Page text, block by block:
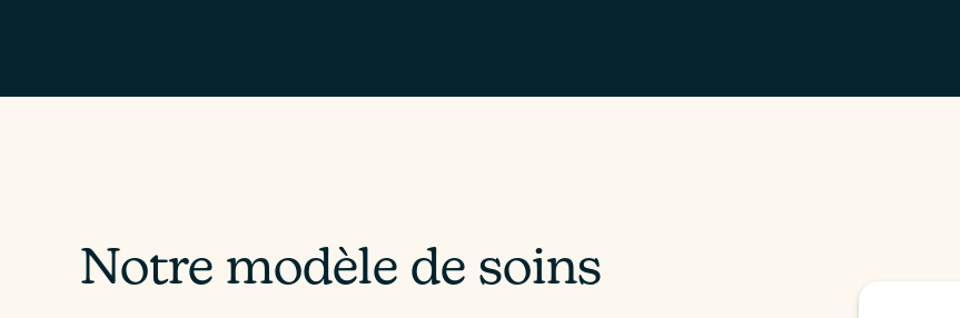
Notre modèle de soins